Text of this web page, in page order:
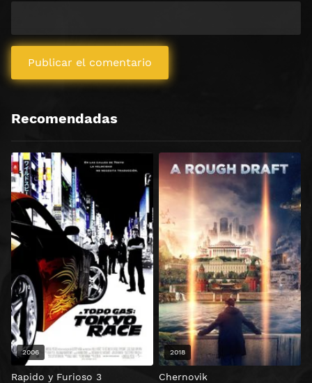
Recomendadas
Rapido y Furioso 3
2006
Chernovik
2018